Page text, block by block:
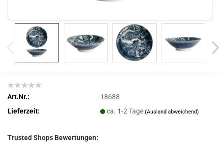
Art.Nr.:
18688
Lieferzeit:
ca. 1-2 Tage(Ausland abweichend)
Trusted Shops Bewertungen: